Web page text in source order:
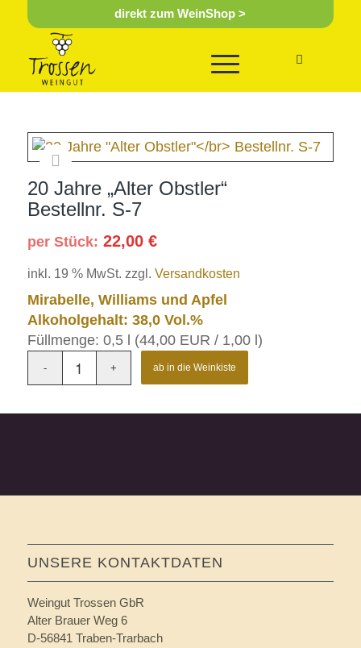
direkt zum WeinShop >
20 Jahre „Alter Obstler“
Bestellnr. S-7
per Stück: 22,00 €
inkl. 19 % MwSt. zzgl. Versandkosten
Mirabelle, Williams und Apfel
Alkoholgehalt: 38,0 Vol.%
Füllmenge: 0,5 l (44,00 EUR / 1,00 l)
ab in die Weinkiste
UNSERE KONTAKTDATEN
Weingut Trossen GbR
Alter Brauer Weg 6
D-56841 Traben-Trarbach